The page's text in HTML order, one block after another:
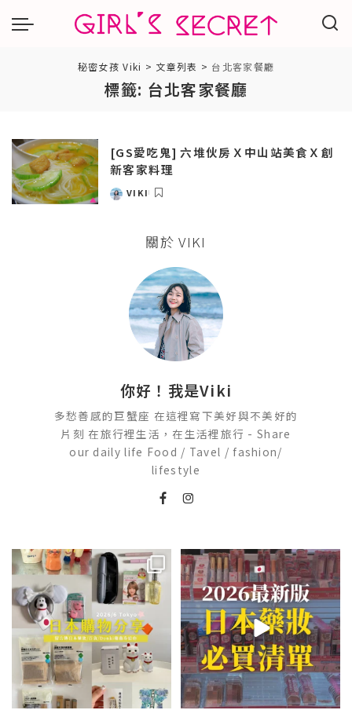
秘密女孩 Viki > 文章列表 > 台北客家餐廳
標籤: 台北客家餐廳
[GS愛吃鬼] 六堆伙房Ｘ中山站美食Ｘ創
新客家料理
POSTED
VIKI
關於 VIKI
你好！我是Viki
多愁善感的巨蟹座 在這裡寫下美好與不美好的
片刻 在旅行裡生活，在生活裡旅行 - Share
our daily life Food / Tavel / fashion/
lifestyle
💭留言「免費」傳日本藥妝店/百
貨/機場/Donki/折價券給你...
452 44
2026🇯🇵日本藥妝店必買什麼
日本最近紅什麼？...
123 20